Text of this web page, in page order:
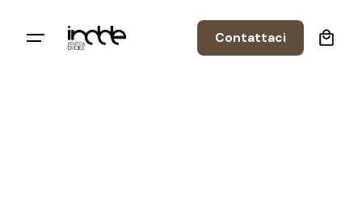
Contattaci